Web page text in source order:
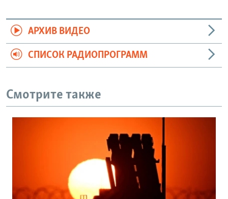
АРХИВ ВИДЕО
СПИСОК РАДИОПРОГРАММ
Смотрите также